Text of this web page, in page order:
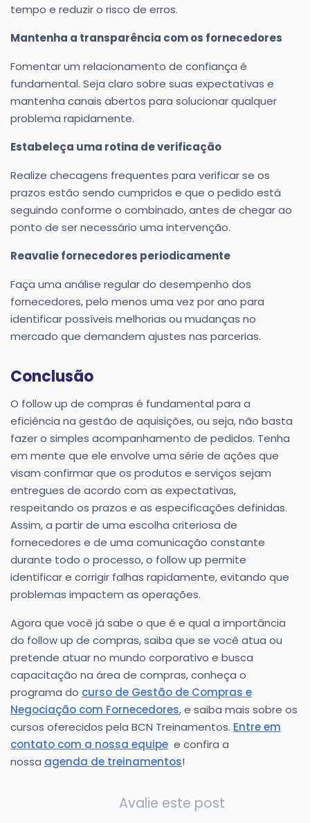
tempo e reduzir o risco de erros.
Mantenha a transparência com os fornecedores
Fomentar um relacionamento de confiança é
fundamental. Seja claro sobre suas expectativas e
mantenha canais abertos para solucionar qualquer
problema rapidamente.
Estabeleça uma rotina de verificação
Realize checagens frequentes para verificar se os
prazos estão sendo cumpridos e que o pedido está
seguindo conforme o combinado, antes de chegar ao
ponto de ser necessário uma intervenção.
Reavalie fornecedores periodicamente
Faça uma análise regular do desempenho dos
fornecedores, pelo menos uma vez por ano para
identificar possíveis melhorias ou mudanças no
mercado que demandem ajustes nas parcerias.
Conclusão
O follow up de compras é fundamental para a
eficiência na gestão de aquisições, ou seja, não basta
fazer o simples acompanhamento de pedidos. Tenha
em mente que ele envolve uma série de ações que
visam confirmar que os produtos e serviços sejam
entregues de acordo com as expectativas,
respeitando os prazos e as especificações definidas.
Assim, a partir de uma escolha criteriosa de
fornecedores e de uma comunicação constante
durante todo o processo, o follow up permite
identificar e corrigir falhas rapidamente, evitando que
problemas impactem as operações.
Agora que você já sabe o que é e qual a importância
do follow up de compras, saiba que se você atua ou
pretende atuar no mundo corporativo e busca
capacitação na área de compras, conheça o
programa do curso de Gestão de Compras e
Negociação com Fornecedores, e saiba mais sobre os
cursos oferecidos pela BCN Treinamentos. Entre em
contato com a nossa equipe e confira a
nossa agenda de treinamentos!
Avalie este post